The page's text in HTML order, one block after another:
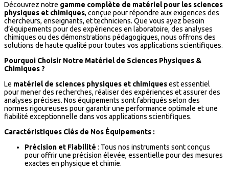
Découvrez notre gamme complète de matériel pour les sciences
physiques et chimiques, conçue pour répondre aux exigences des
chercheurs, enseignants, et techniciens. Que vous ayez besoin
d’équipements pour des expériences en laboratoire, des analyses
chimiques ou des démonstrations pédagogiques, nous offrons des
solutions de haute qualité pour toutes vos applications scientifiques.
Pourquoi Choisir Notre Matériel de Sciences Physiques &
Chimiques ?
Le matériel de sciences physiques et chimiquesest essentiel
pour mener des recherches, réaliser des expériences et assurer des
analyses précises. Nos équipements sont fabriqués selon des
normes rigoureuses pour garantir une performance optimale et une
fiabilité exceptionnelle dans vos applications scientifiques.
Caractéristiques Clés de Nos Équipements :
Précision et Fiabilité : Tous nos instruments sont conçus
pour offrir une précision élevée, essentielle pour des mesures
exactes en physique et chimie.